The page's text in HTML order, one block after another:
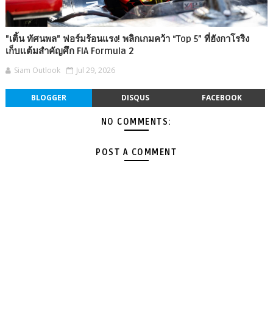
"เติ้น ทัศนพล" ฟอร์มร้อนแรง! พลิกเกมคว้า “Top 5” ที่ฮังกาโรริง
เก็บแต้มสำคัญศึก FIA Formula 2
Siam Outlook Jul 29, 2026
BLOGGER DISQUS FACEBOOK
NO COMMENTS:
POST A COMMENT